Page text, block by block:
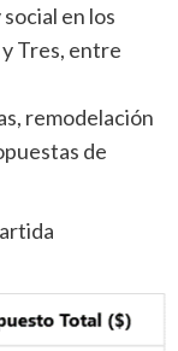
en los
Tres, entre
remodelación
de